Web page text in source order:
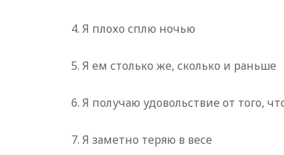
4. Я плохо сплю ночью
5. Я ем столько же, сколько и раньше
6. Я получаю удовольствие от
7. Я заметно теряю в весе